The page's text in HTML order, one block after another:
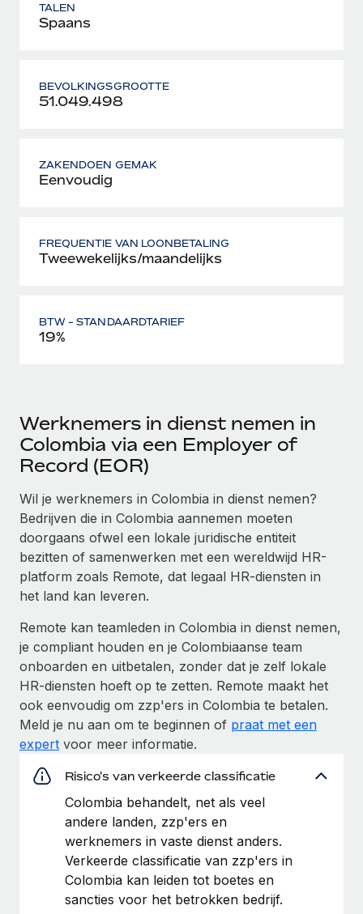
TALEN
Spaans
BEVOLKINGSGROOTTE
51.049.498
ZAKENDOEN GEMAK
Eenvoudig
FREQUENTIE VAN LOONBETALING
Tweewekelijks/maandelijks
BTW - STANDAARDTARIEF
19%
Werknemers in dienst nemen in
Colombia via een Employer of
Record (EOR)
Wil je werknemers in Colombia in dienst nemen?
Bedrijven die in Colombia aannemen moeten
doorgaans ofwel een lokale juridische entiteit
bezitten of samenwerken met een wereldwijd HR-
platform zoals Remote, dat legaal HR-diensten in
het land kan leveren.
Remote kan teamleden in Colombia in dienst nemen,
je compliant houden en je Colombiaanse team
onboarden en uitbetalen, zonder dat je zelf lokale
HR-diensten hoeft op te zetten. Remote maakt het
ook eenvoudig om zzp'ers in Colombia te betalen.
Meld je nu aan om te beginnen of praat met een
expert voor meer informatie.
Risico's van verkeerde classificatie
Colombia behandelt, net als veel
andere landen, zzp'ers en
werknemers in vaste dienst anders.
Verkeerde classificatie van zzp'ers in
Colombia kan leiden tot boetes en
sancties voor het betrokken bedrijf.